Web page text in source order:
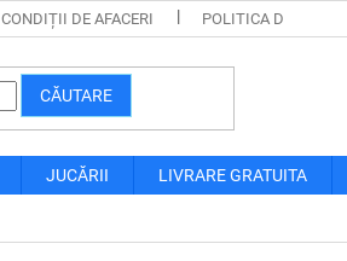
CONDIȚII DE AFACERI POLITICA DE
CĂUTARE
JUCĂRII LIVRARE GRATUITA